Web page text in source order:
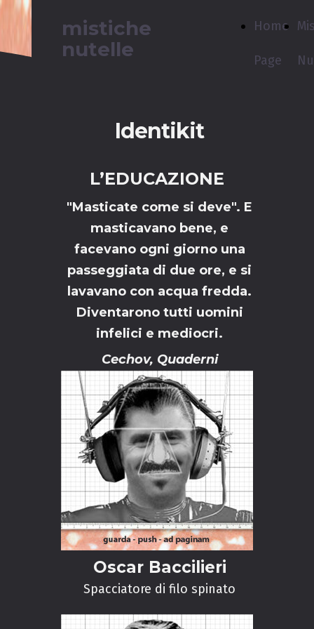
Home
Page
mistiche
nutelle
Identikit
L’EDUCAZIONE
"Masticate come si deve". E
masticavano bene, e
facevano ogni giorno una
passeggiata di due ore, e si
lavavano con acqua fredda.
Diventarono tutti uomini
infelici e mediocri.
Cechov, Quaderni
Oscar Baccilieri
Spacciatore di filo spinato